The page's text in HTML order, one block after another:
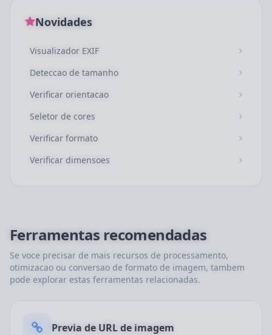
Novidades
Visualizador EXIF
Deteccao de tamanho
Verificar orientacao
Seletor de cores
Verificar formato
Verificar dimensoes
Ferramentas recomendadas
Se voce precisar de mais recursos de processamento,
otimizacao ou conversao de formato de imagem, tambem
pode explorar estas ferramentas relacionadas.
Previa de URL de imagem